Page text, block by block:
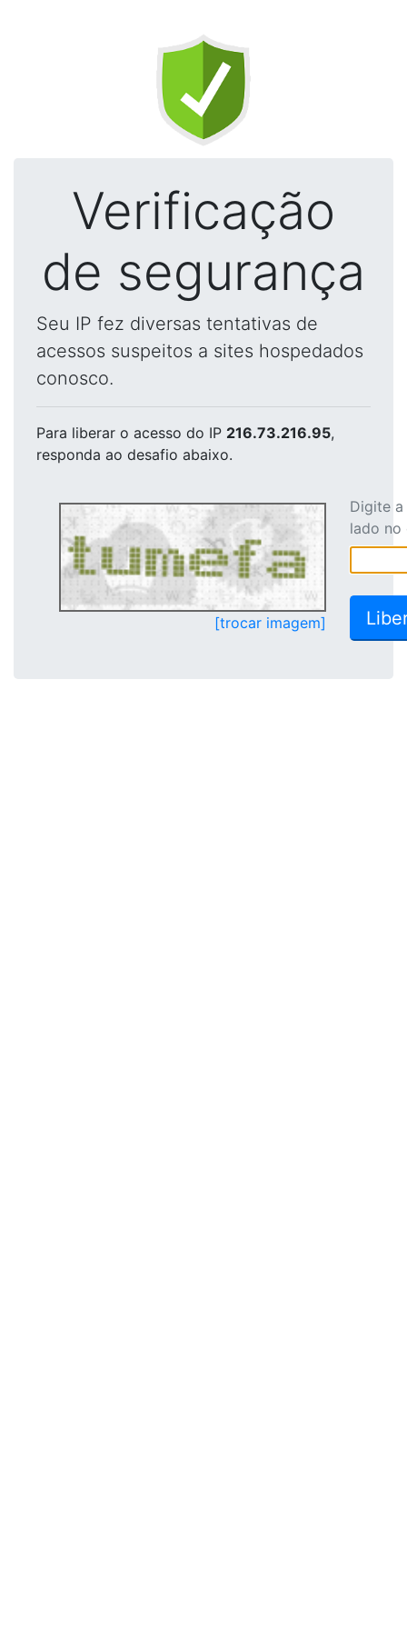
Verificação
de segurança
Seu IP fez diversas tentativas de
acessos suspeitos a sites hospedados
conosco.
Para liberar o acesso do IP 216.73.216.95,
responda ao desafio abaixo.
[trocar imagem]
Digite
lado no